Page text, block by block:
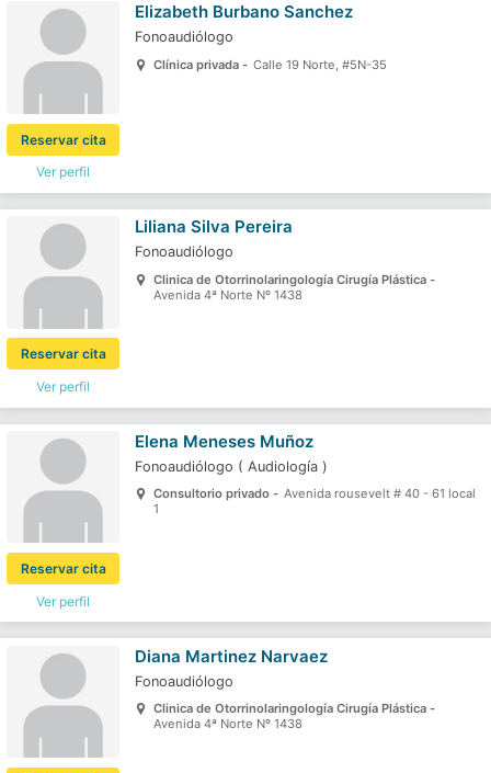
Ver perfil
Reservar cita
Elizabeth Burbano Sanchez
Fonoaudiólogo
Clínica privada - Calle 19 Norte, #5N-35
Ver perfil
Reservar cita
Liliana Silva Pereira
Fonoaudiólogo
Clinica de Otorrinolaringología Cirugía Plástica -
Avenida 4ª Norte Nº 1438
Ver perfil
Reservar cita
Elena Meneses Muñoz
Fonoaudiólogo ( Audiología )
Consultorio privado - Avenida rousevelt # 40 - 61 local
1
Diana Martinez Narvaez
Fonoaudiólogo
Clinica de Otorrinolaringología Cirugía Plástica -
Avenida 4ª Norte Nº 1438